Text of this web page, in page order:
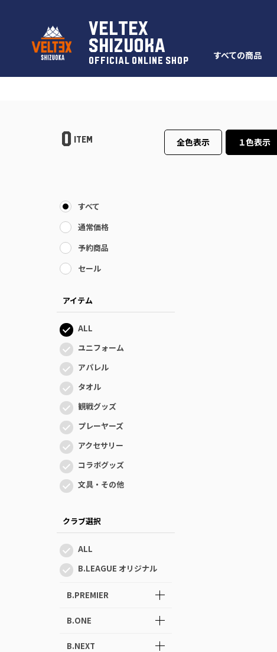
VELTEX
SHIZUOKA
OFFICIAL ONLINE SHOP すべての商品
0 ITEM 全色表示 １色表示
すべて
通常価格
予約商品
セール
アイテム
ALL
ユニフォーム
アパレル
タオル
観戦グッズ
プレーヤーズ
アクセサリー
コラボグッズ
文具・その他
クラブ選択
ALL
B.LEAGUE オリジナル
B.PREMIER
B.ONE
B.NEXT